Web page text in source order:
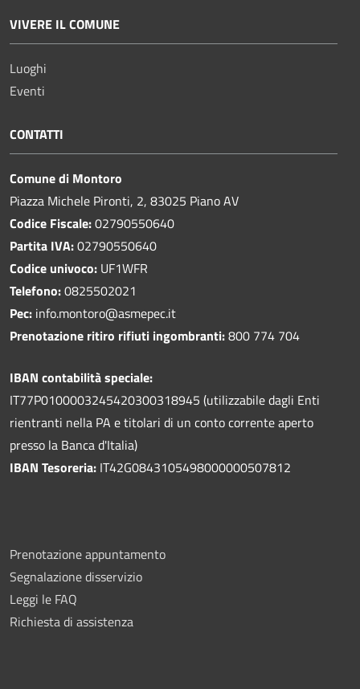
VIVERE IL COMUNE
Luoghi
Eventi
CONTATTI
Comune di Montoro
Piazza Michele Pironti, 2, 83025 Piano AV
Codice Fiscale:02790550640
Partita IVA:02790550640
Codice univoco: UF1WFR
Telefono:0825502021
Pec: info.montoro@asmepec.it
Prenotazione ritiro rifiuti ingombranti:800 774 704
IBAN contabilità speciale:
IT77P0100003245420300318945 (utilizzabile dagli Enti
rientranti nella PA e titolari di un conto corrente aperto
presso la Banca d'Italia)
IBAN Tesoreria: IT42G0843105498000000507812
Prenotazione appuntamento
Segnalazione disservizio
Leggi le FAQ
Richiesta di assistenza